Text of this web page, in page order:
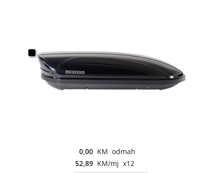
0,00 KM odmah
52,89 KM/mj x12